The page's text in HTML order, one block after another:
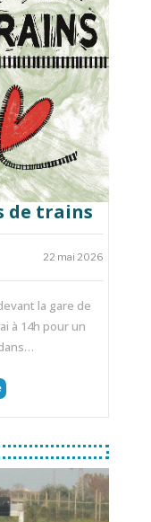
de trains
22 mai 2026
la gare de
à 14h pour un